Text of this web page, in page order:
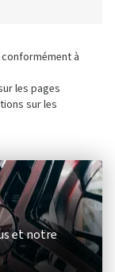
à
les pages
sur les
et notre